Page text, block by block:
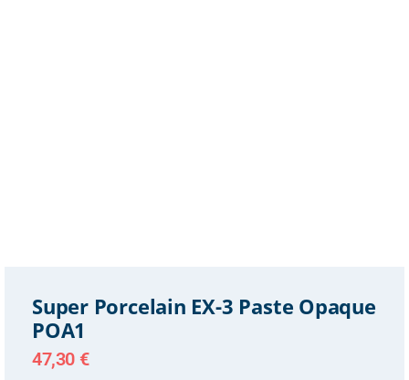
Super Porcelain EX-3 Paste Opaque
POA1
47,30 €